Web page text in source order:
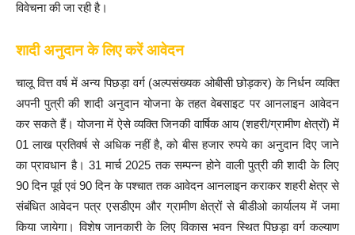
विवेचना की जा रही है।
शादी अनुदान के लिए करें आवेदन
चालू वित्त वर्ष में अन्य पिछड़ा वर्ग (अल्पसंख्यक ओबीसी छोड़कर) के निर्धन व्यक्ति
अपनी पुत्री की शादी अनुदान योजना के तहत वेबसाइट पर आनलाइन आवेदन
कर सकते हैं। योजना में ऐसे व्यक्ति जिनकी वार्षिक आय (शहरी/ग्रामीण क्षेत्रों) में
01 लाख प्रतिवर्ष से अधिक नहीं है, को बीस हजार रुपये का अनुदान दिए जाने
का प्रावधान है। 31 मार्च 2025 तक सम्पन्न होने वाली पुत्री की शादी के लिए
90 दिन पूर्व एवं 90 दिन के पश्चात तक आवेदन आनलाइन कराकर शहरी क्षेत्र से
संबंधित आवेदन पत्र एसडीएम और ग्रामीण क्षेत्रों से बीडीओ कार्यालय में जमा
किया जायेगा। विशेष जानकारी के लिए विकास भवन स्थित पिछड़ा वर्ग कल्याण